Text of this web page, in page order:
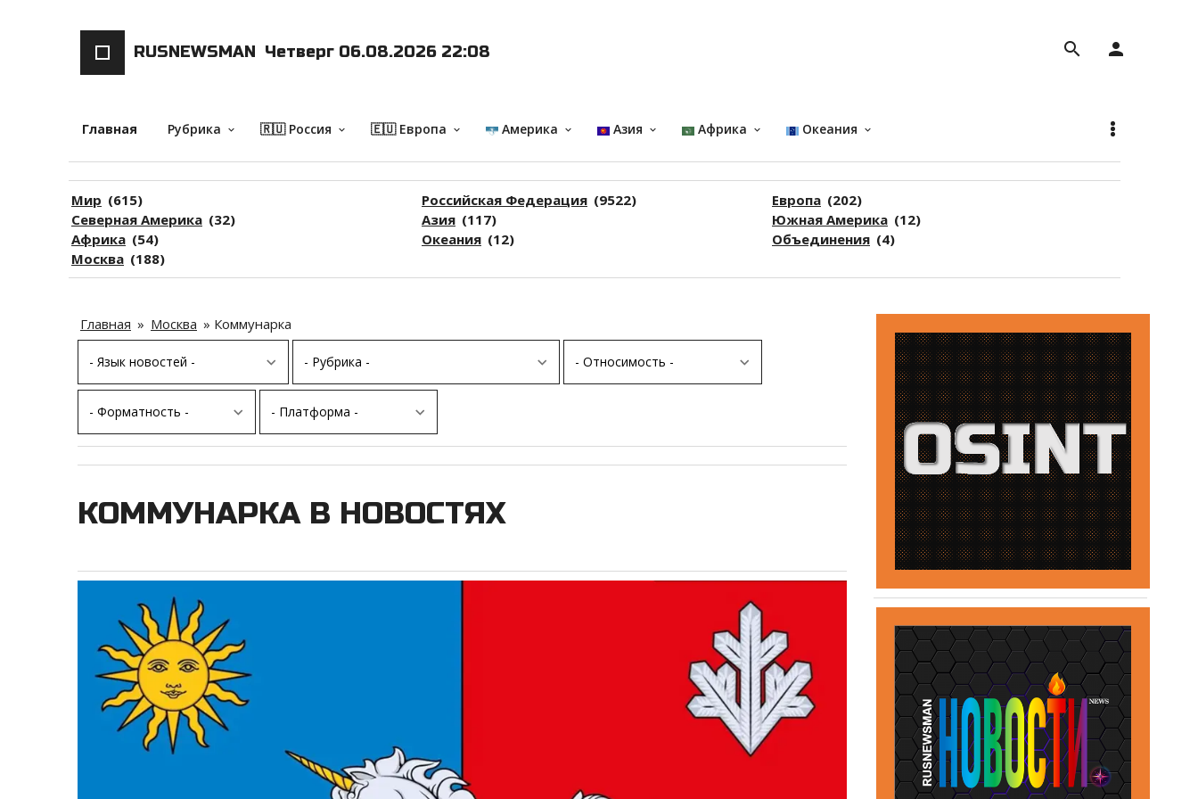
RUSNEWSMAN Четверг 06.08.2026 22:08 person
search
Главная Рубрика keyboard_arrow_down 🇷🇺 Россия keyboard_arrow_down 🇪🇺 Европа keyboard_arrow_down Америка keyboard_arrow_down Азия keyboard_arrow_down Африка keyboard_arrow_down Океания keyboard_arrow_down
Мир (615) Российская Федерация (9522) Европа (202)
Северная Америка (32) Азия (117) Южная Америка (12)
Африка (54) Океания (12) Объединения (4)
Москва (188)
Главная » Москва » Коммунарка
КОММУНАРКА В НОВОСТЯХ